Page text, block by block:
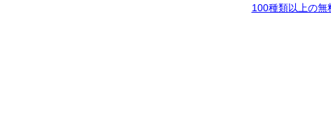
100種類以上の無